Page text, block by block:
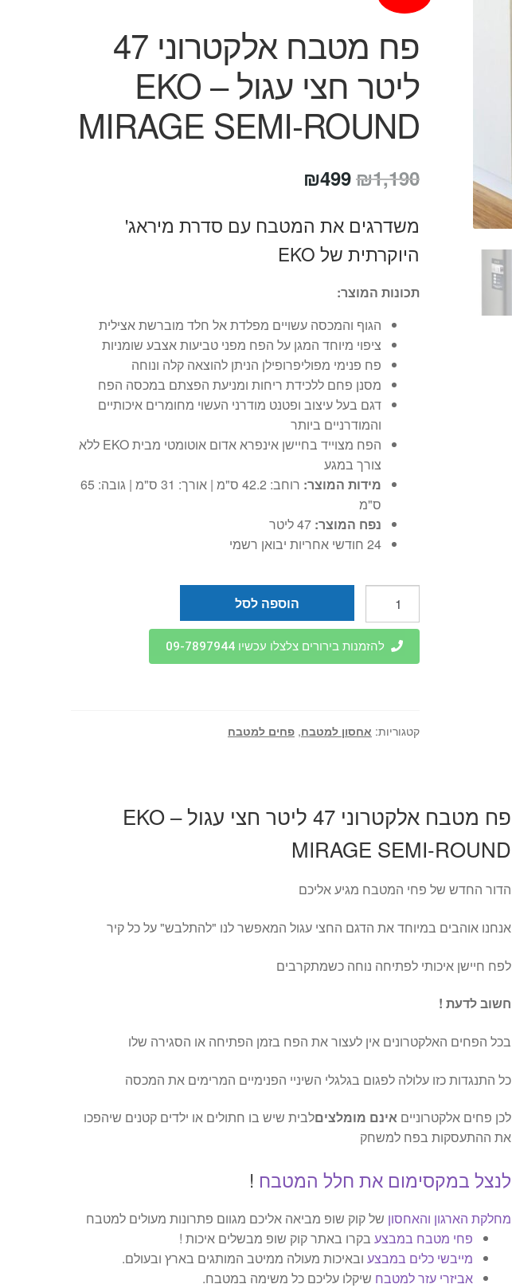
פח מטבח אלקטרוני 47
ליטר חצי עגול – EKO
MIRAGE SEMI-ROUND
₪1,190
המחיר
היה:
₪1,190.
₪499
הוא:
₪499.
משדרגים את המטבח עם סדרת מיראג'
היוקרתית של EKO
תכונות המוצר:
הגוף והמכסה עשויים מפלדת אל חלד מוברשת אצילית
ציפוי מיוחד המגן על הפח מפני טביעות אצבע שומניות
פח פנימי מפוליפרופילן הניתן להוצאה קלה ונוחה
מסנן פחם ללכידת ריחות ומניעת הפצתם במכסה הפח
דגם בעל עיצוב ופטנט מודרני העשוי מחומרים איכותיים
והמודרניים ביותר
הפח מצוייד בחיישן אינפרא אדום אוטומטי מבית EKO ללא
צורך במגע
מידות המוצר:
רוחב: 42.2 ס"מ | אורך: 31 ס"מ | גובה: 65
ס"מ
נפח המוצר: 47 ליטר
24 חודשי אחריות יבואן רשמי
פח
מטבח
חצי
MIRAGE
SEMI-
ROUND
הוספה לסל
להזמנות בירורים צלצלו עכשיו 09-7897944
קטגוריות: אחסון למטבח,פחים למטבח
פח מטבח אלקטרוני 47 ליטר חצי עגול – EKO
MIRAGE SEMI-ROUND
הדור החדש של פחי המטבח מגיע אליכם
אנחנו אוהבים במיוחד את הדגם החצי עגול המאפשר לנו "להתלבש" על כל קיר
לפח חיישן איכותי לפתיחה נוחה כשמתקרבים
חשוב לדעת !
בכל הפחים האלקטרונים אין לעצור את הפח בזמן הפתיחה או הסגירה שלו
כל התנגדות כזו עלולה לפגום בגלגלי השיניי הפנימיים המרימים את המכסה
לכן פחים אלקטרונייםאינם מומלציםלבית שיש בו חתולים או ילדים קטנים שיהפכו
את ההתעסקות בפח למשחק
לנצל במקסימום את חלל המטבח !
מחלקת הארגון והאחסון של קוק שופ מביאה אליכם מגוום פתרונות מעולים למטבח
פחי מטבח במבצע בקרו באתר קוק שופ מבשלים איכות !
מייבשי כלים במבצע ובאיכות מעולה ממיטב המותגים בארץ ובעולם.
אביזרי עזר למטבח שיקלו עליכם כל משימה במטבח.